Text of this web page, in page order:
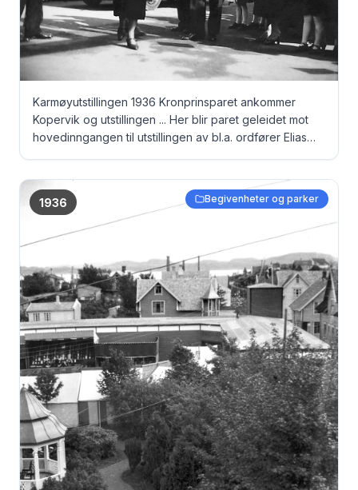
Karmøyutstillingen 1936 Kronprinsparet ankommer
Kopervik og utstillingen ... Her blir paret geleidet mot
hovedinngangen til utstillingen av bl.a. ordfører Elias
Sandvikg Bak til høyre: Karen Sandvig (Nygaard)
1936
Begivenheter og parker